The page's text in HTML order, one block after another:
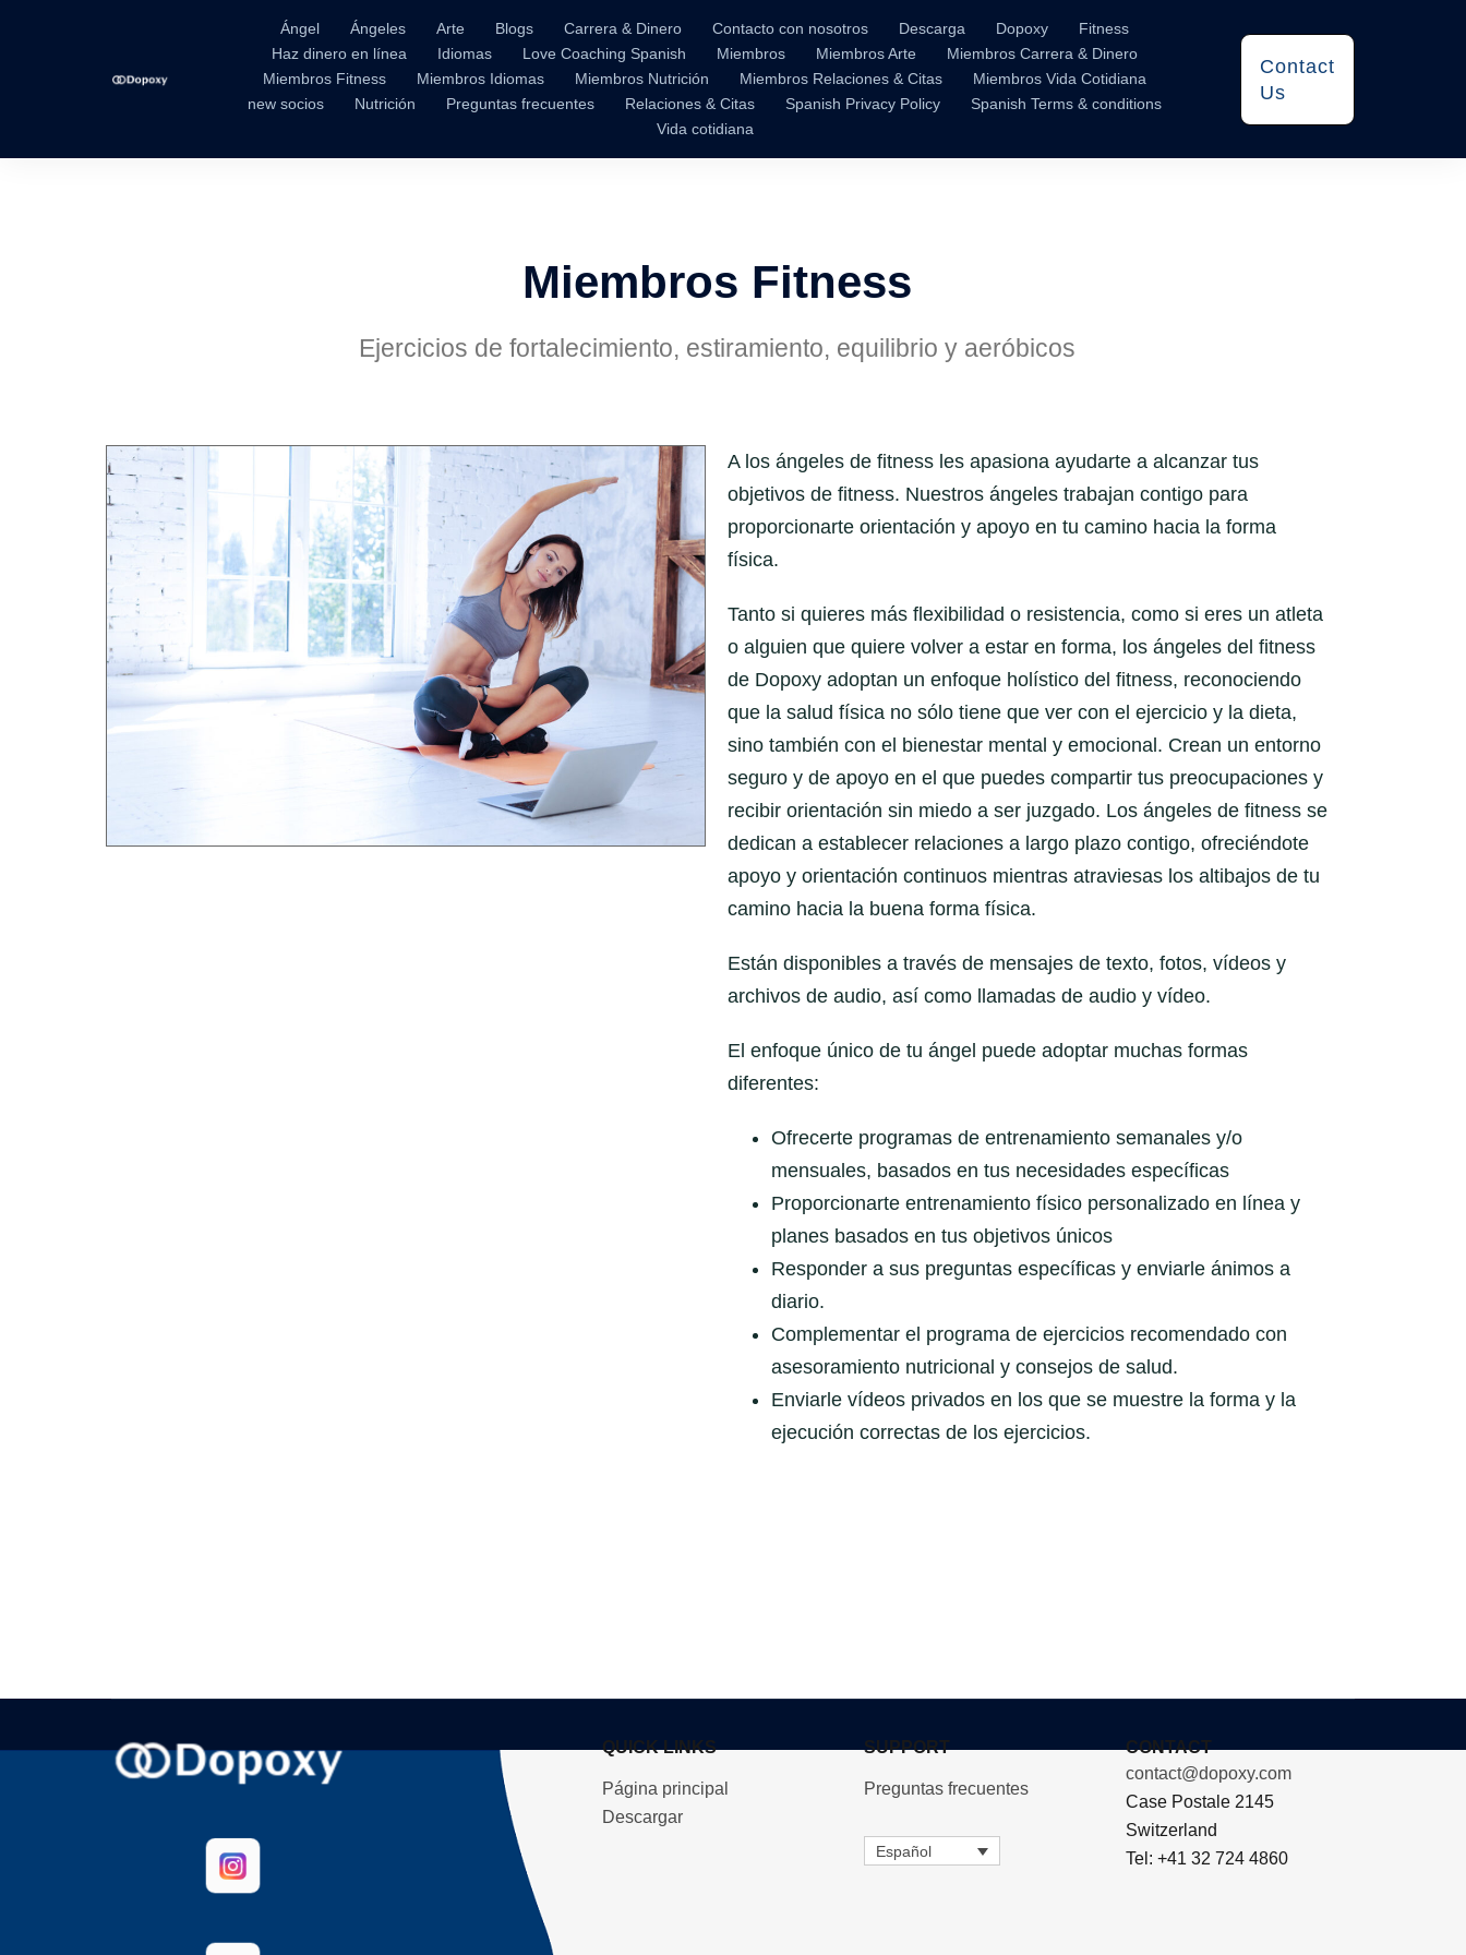
Ángel Ángeles Arte Blogs Carrera & Dinero Contacto con nosotros Descarga Dopoxy
Fitness
Haz dinero en línea
Idiomas Love Coaching Spanish Miembros Miembros Arte
Miembros Carrera & Dinero
Miembros Fitness
Miembros Idiomas Miembros Nutrición Miembros Relaciones & Citas
Miembros Vida Cotidiana
new socios
Nutrición Preguntas frecuentes Relaciones & Citas Spanish Privacy Policy
Spanish Terms & conditions
Vida cotidiana
Contact
Us
Miembros Fitness
Ejercicios de fortalecimiento, estiramiento, equilibrio y aeróbicos
A los ángeles de fitness les apasiona ayudarte a alcanzar tus
objetivos de fitness. Nuestros ángeles trabajan contigo para
proporcionarte orientación y apoyo en tu camino hacia la forma
física.
Tanto si quieres más flexibilidad o resistencia, como si eres un atleta
o alguien que quiere volver a estar en forma, los ángeles del fitness
de Dopoxy adoptan un enfoque holístico del fitness, reconociendo
que la salud física no sólo tiene que ver con el ejercicio y la dieta,
sino también con el bienestar mental y emocional. Crean un entorno
seguro y de apoyo en el que puedes compartir tus preocupaciones y
recibir orientación sin miedo a ser juzgado. Los ángeles de fitness se
dedican a establecer relaciones a largo plazo contigo, ofreciéndote
apoyo y orientación continuos mientras atraviesas los altibajos de tu
camino hacia la buena forma física.
Están disponibles a través de mensajes de texto, fotos, vídeos y
archivos de audio, así como llamadas de audio y vídeo.
El enfoque único de tu ángel puede adoptar muchas formas
diferentes:
Ofrecerte programas de entrenamiento semanales y/o
mensuales, basados en tus necesidades específicas
Proporcionarte entrenamiento físico personalizado en línea y
planes basados en tus objetivos únicos
Responder a sus preguntas específicas y enviarle ánimos a
diario.
Complementar el programa de ejercicios recomendado con
asesoramiento nutricional y consejos de salud.
Enviarle vídeos privados en los que se muestre la forma y la
ejecución correctas de los ejercicios.
QUICK LINKS
Página principal
Descargar
SUPPORT
Preguntas frecuentes
Español
CONTACT
contact@dopoxy.com
Case Postale 2145
Switzerland
Tel: +41 32 724 4860